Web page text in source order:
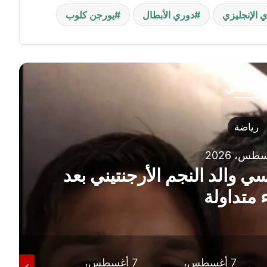
الإنجليزي دوري الأبطال يورجن كلوب
أقرأ التالي
8 أغسطس، 2026
على خوان بيزيرا ويحسم
ملف رحيله نهائياً
7 أغسطس، 7 أغسطس،